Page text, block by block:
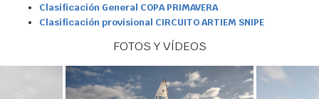
Clasificación General COPA PRIMAVERA
Clasificación provisional CIRCUITO ARTIEM SNIPE
FOTOS Y VÍDEOS